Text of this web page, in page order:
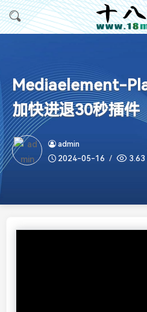
Mediaelement-
加快进退30秒插件
admin
2024-05-16
3.63